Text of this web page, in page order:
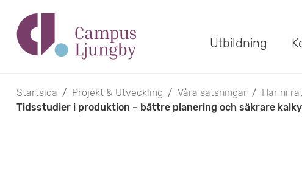
Utbildning
Startsida / Projekt & Utveckling / Våra satsningar/ Har ni
Tidsstudier i produktion – bättre planering och säkrare